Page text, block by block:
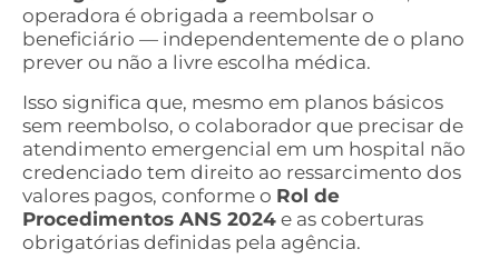
operadora é obrigada a reembolsar o
beneficiário — independentemente de o plano
prever ou não a livre escolha médica.
Isso significa que, mesmo em planos básicos
sem reembolso, o colaborador que precisar de
atendimento emergencial em um hospital não
credenciado tem direito ao ressarcimento dos
valores pagos, conforme o Rol de
Procedimentos ANS 2024 e as coberturas
obrigatórias definidas pela agência.